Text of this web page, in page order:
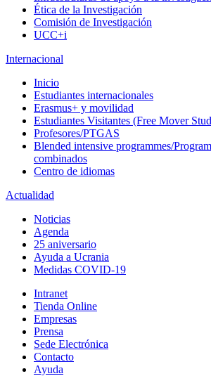
Ética de la Investigación
Comisión de Investigación
UCC+i
Internacional
Inicio
Estudiantes internacionales
Erasmus+ y movilidad
Estudiantes Visitantes (Free Mover
Profesores/PTGAS
Blended intensive programmes/
combinados
Centro de idiomas
Actualidad
Noticias
Agenda
25 aniversario
Ayuda a Ucrania
Medidas COVID-19
Intranet
Tienda Online
Empresas
Prensa
Sede Electrónica
Contacto
Ayuda